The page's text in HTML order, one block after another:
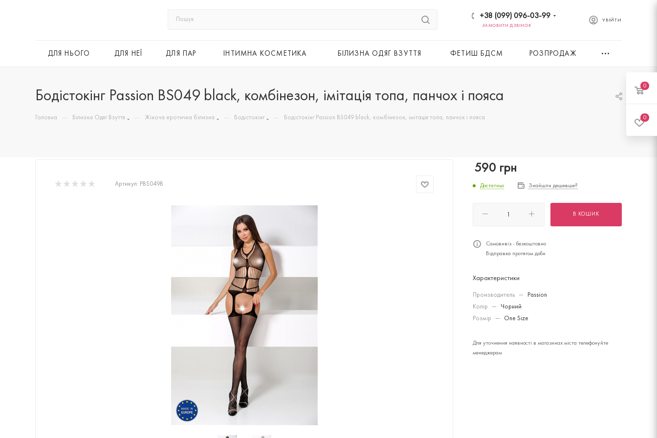
УВІЙТИ
+38 (099) 096-03-99
ЗАМОВИТИ ДЗВІНОК
ДЛЯ НЬОГО ДЛЯ НЕЇ ДЛЯ ПАР ІНТИМНА КОСМЕТИКА БІЛИЗНА ОДЯГ ВЗУТТЯ ФЕТИШ БДСМ РОЗПРОДАЖ
Бодістокінг Passion BS049 black, комбінезон, імітація топа, панчох і пояса
Головна — Білизна Одяг Взуття — Жіноча еротична білизна — Бодістокінг — Бодістокінг Passion BS049 black, комбінезон, імітація топа, панчох і пояса
Артикул: PBS049B
590 грн
Достатньо Знайшли дешевше?
В КОШИК
Самовивіз - безкоштовно
Відправка протягом доби
Характеристики
Производитель —
Passion
Колір
—
Чорний
Розмір
— One Size
Для уточнення наявності в магазинах міста телефонуйте
менеджерам
0
0